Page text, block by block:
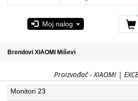
Moj nalog
Brendovi XIAOMI Miševi
Proizvođač - XIAOMI |
Monitori 23